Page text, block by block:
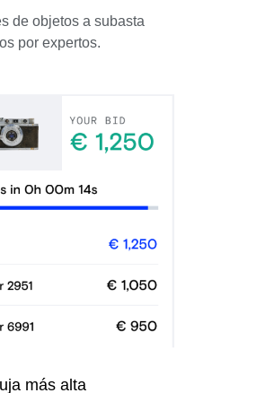
de objetos a subasta
por expertos.
más alta